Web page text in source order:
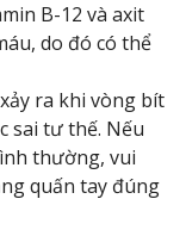
B-12 và axit
do đó có thể
ra khi vòng bít
sai tư thế. Nếu
thường, vui
quấn tay đúng